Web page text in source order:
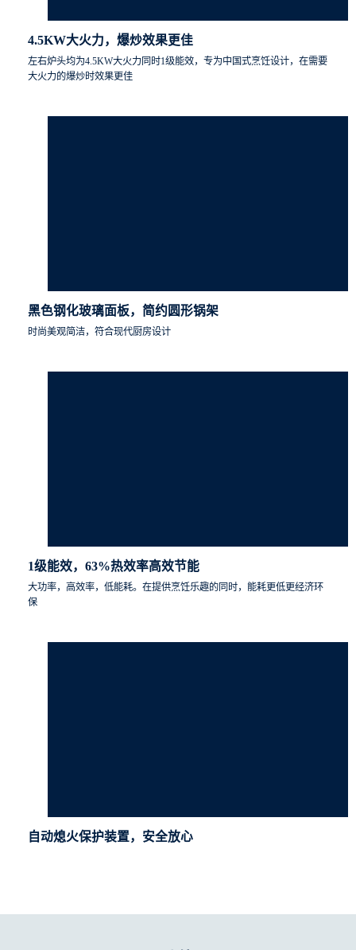
4.5KW大火力，爆炒效果更佳
左右炉头均为4.5KW大火力同时1级能效，专为中国式烹饪设计，在需要
大火力的爆炒时效果更佳
黑色钢化玻璃面板，简约圆形锅架
时尚美观简洁，符合现代厨房设计
1级能效，63%热效率高效节能
大功率，高效率，低能耗。在提供烹饪乐趣的同时，能耗更低更经济环
保
自动熄火保护装置，安全放心